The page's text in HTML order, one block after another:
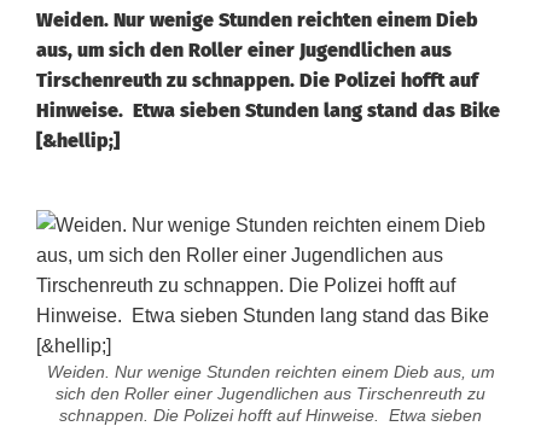
Weiden. Nur wenige Stunden reichten einem Dieb
aus, um sich den Roller einer Jugendlichen aus
Tirschenreuth zu schnappen. Die Polizei hofft auf
Hinweise. Etwa sieben Stunden lang stand das Bike
[&hellip;]
Weiden. Nur wenige Stunden reichten einem Dieb aus, um
sich den Roller einer Jugendlichen aus Tirschenreuth zu
schnappen. Die Polizei hofft auf Hinweise. Etwa sieben